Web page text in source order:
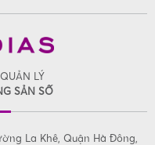
LÝ
SẢN SỐ
La Khê, Quận Hà Đông,